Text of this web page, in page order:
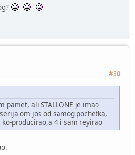
#30
pamet, ali STALLONE je imao
jos od samog pochetka,
producirao,a 4 i sam reyirao